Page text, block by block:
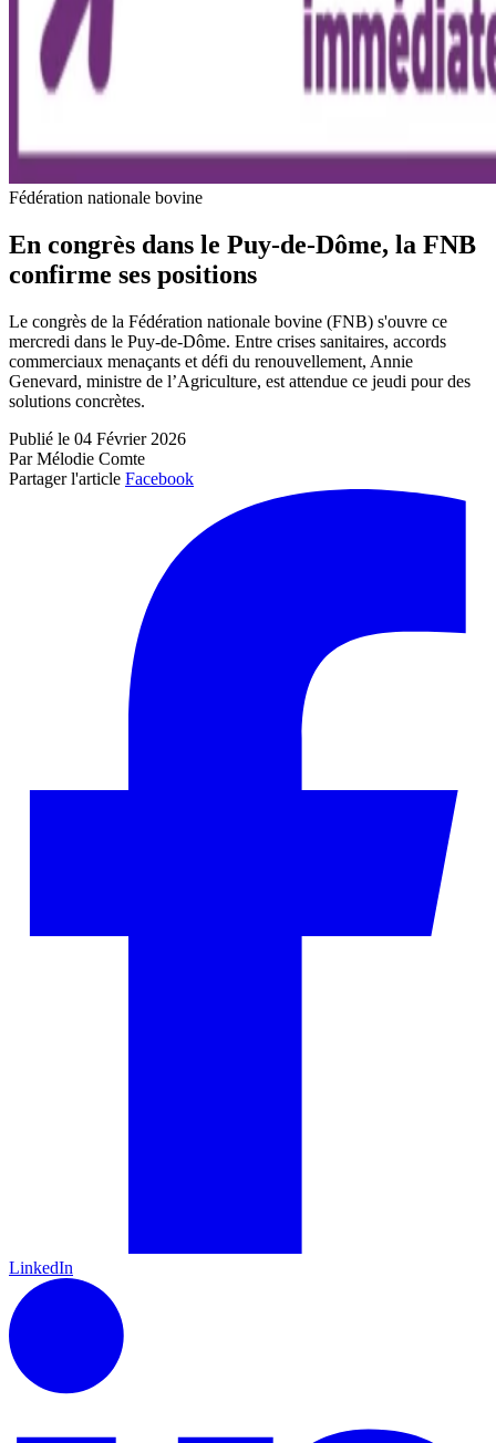
Fédération nationale bovine
En congrès dans le Puy-de-Dôme, la FNB
confirme ses positions
Le congrès de la Fédération nationale bovine (FNB) s'ouvre ce
mercredi dans le Puy-de-Dôme. Entre crises sanitaires, accords
commerciaux menaçants et défi du renouvellement, Annie
Genevard, ministre de l’Agriculture, est attendue ce jeudi pour des
solutions concrètes.
Publié le 04 Février 2026
Par Mélodie Comte
Partager l'article Facebook
LinkedIn